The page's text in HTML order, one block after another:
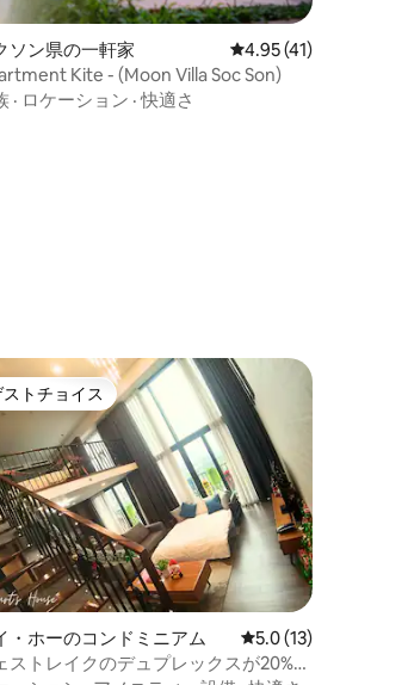
つ星中4.7つ星の平均評価
ソン県の一軒家 レビュー41件、5つ
4.95 (41)
Kite - (Moon Villa Soc Son)
· ロケーション ·快適さ
ストチョイス
トチョイス
・ホーのコンドミニアム レビュー13件、5つ
5.0 (13)
ストレイクのデュプレックスが20%オ